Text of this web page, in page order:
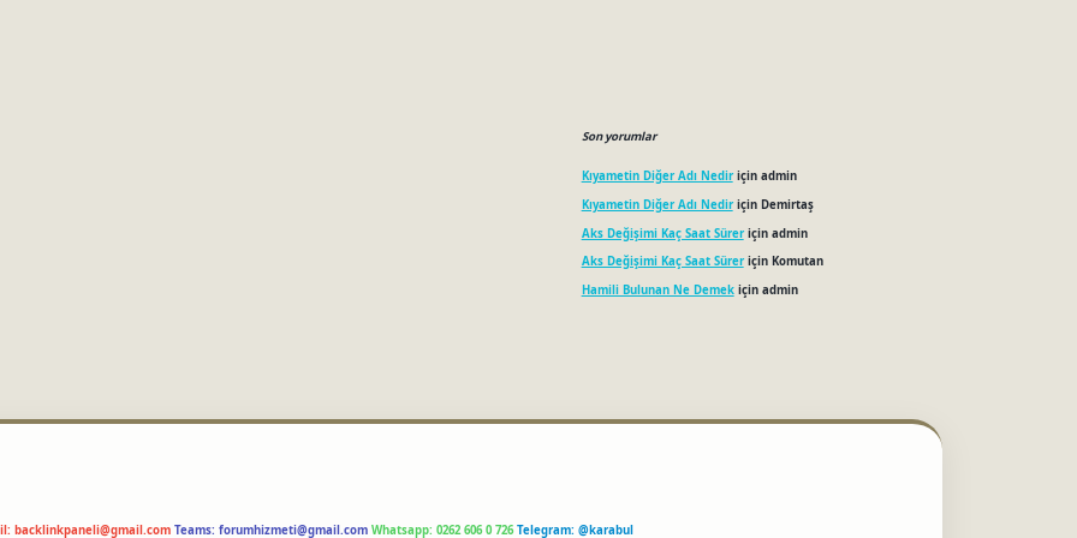
Son yorumlar
Kıyametin Diğer Adı Nediriçin admin
Kıyametin Diğer Adı Nediriçin Demirtaş
Aks Değişimi Kaç Saat Süreriçin admin
Aks Değişimi Kaç Saat Süreriçin Komutan
Hamili Bulunan Ne Demekiçin admin
backlinkpaneli@gmail.com Teams: forumhizmeti@gmail.com Whatsapp: 0262 606 0 726 Telegram: @karabul